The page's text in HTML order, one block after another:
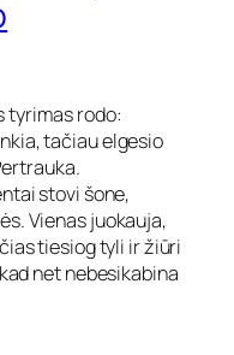
tyrimas rodo:
tačiau elgesio
stovi šone,
Vienas juokauja,
tiesiog tyli ir žiūri
net nebesikabina